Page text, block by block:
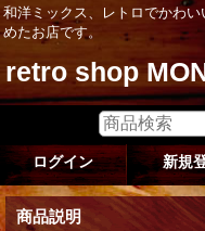
和洋ミックス、レトロでかわ
めたお店です。
retro shop
ログイン 新規
商品説明